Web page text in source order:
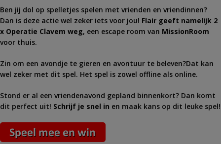
Ben jij dol op spelletjes spelen met vrienden en vriendinnen?
Dan is deze actie wel zeker iets voor jou! Flair geeft namelijk 2
x Operatie Clavem weg, een escape room van MissionRoom
voor thuis.
Zin om een avondje te gieren en avontuur te beleven?Dat kan
wel zeker met dit spel. Het spel is zowel offline als online.
Stond er al een vriendenavond gepland binnenkort? Dan komt
dit perfect uit! Schrijf je snel in en maak kans op dit leuke spel!